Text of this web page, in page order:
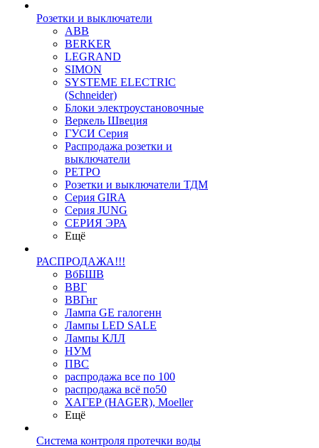
Розетки и выключатели
ABB
BERKER
LEGRAND
SIMON
SYSTEME ELECTRIC
(Schneider)
Блоки электроустановочные
Веркель Швеция
ГУСИ Серия
Распродажа розетки и
выключатели
РЕТРО
Розетки и выключатели ТДМ
Серия GIRA
Серия JUNG
СЕРИЯ ЭРА
Ещё
РАСПРОДАЖА!!!
ВбБШВ
ВВГ
ВВГнг
Лампа GE галогенн
Лампы LED SALE
Лампы КЛЛ
НУМ
ПВС
распродажа все по 100
распродажа всё по50
ХАГЕР (HAGER), Moeller
Ещё
Система контроля протечки воды